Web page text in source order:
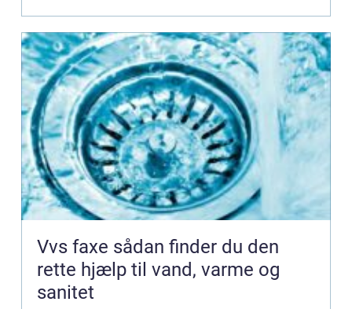
Vvs faxe sådan finder du den
rette hjælp til vand, varme og
sanitet